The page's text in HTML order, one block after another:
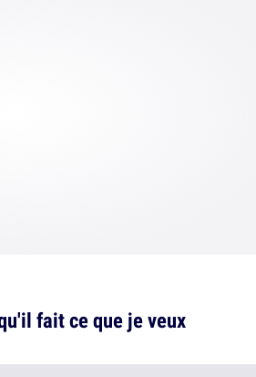
fait ce que je veux